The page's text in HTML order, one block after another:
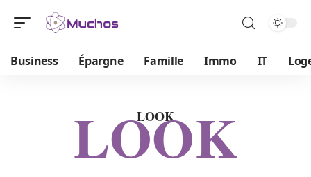
Business Épargne Famille Immo IT
LOOK
LOOK